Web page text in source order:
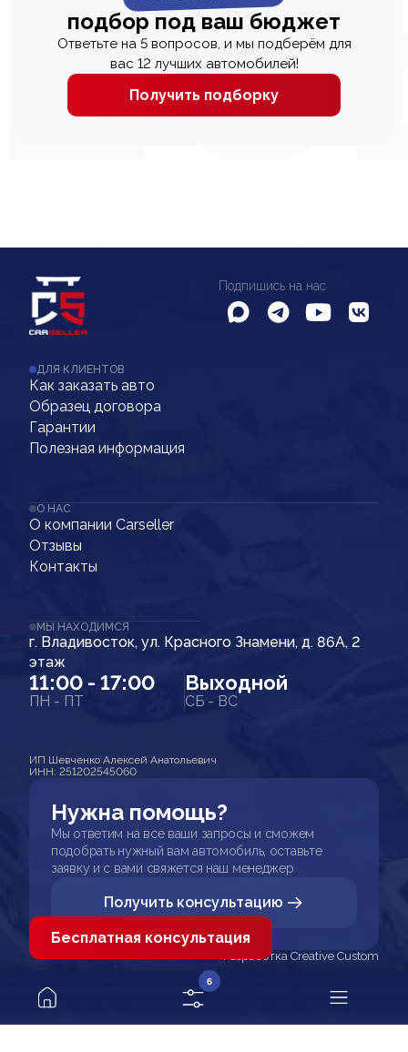
подбор под ваш бюджет
Ответьте на 5 вопросов, и мы подберём для
вас 12 лучших автомобилей!
Получить подборку
Подпишись на нас
ДЛЯ КЛИЕНТОВ
Как заказать авто
Образец договора
Гарантии
Полезная информация
О НАС
О компании Carseller
Отзывы
Контакты
МЫ НАХОДИМСЯ
г. Владивосток, ул. Красного Знамени, д. 86А, 2
этаж
11:00 - 17:00
ПН - ПТ
Выходной
СБ - ВС
ИП Шевченко Алексей Анатольевич
ИНН: 251202545060
Нужна помощь?
Мы ответим на все ваши запросы и сможем
подобрать нужный вам автомобиль, оставьте
заявку и с вами свяжется наш менеджер
Получить консультацию
Разработка Creative Custom
6
Бесплатная консультация